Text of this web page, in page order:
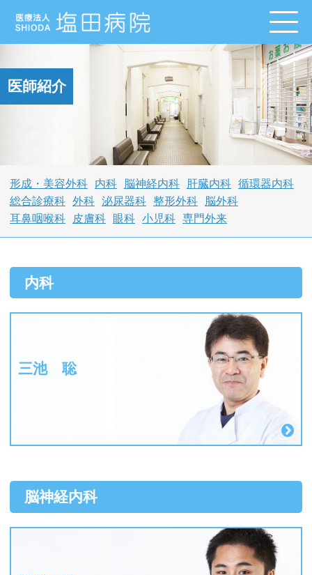
医師紹介
形成・美容外科 内科 脳神経内科 肝臓内科 循環器内科
総合診療科 外科 泌尿器科 整形外科
脳外科
耳鼻咽喉科
皮膚科 眼科 小児科 専門外来
内科
三池 聡
脳神経内科